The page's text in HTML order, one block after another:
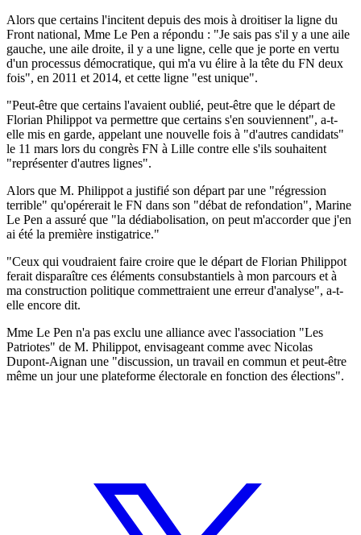
Alors que certains l'incitent depuis des mois à droitiser la ligne du
Front national, Mme Le Pen a répondu : "Je sais pas s'il y a une aile
gauche, une aile droite, il y a une ligne, celle que je porte en vertu
d'un processus démocratique, qui m'a vu élire à la tête du FN deux
fois", en 2011 et 2014, et cette ligne "est unique".
"Peut-être que certains l'avaient oublié, peut-être que le départ de
Florian Philippot va permettre que certains s'en souviennent", a-t-
elle mis en garde, appelant une nouvelle fois à "d'autres candidats"
le 11 mars lors du congrès FN à Lille contre elle s'ils souhaitent
"représenter d'autres lignes".
Alors que M. Philippot a justifié son départ par une "régression
terrible" qu'opérerait le FN dans son "débat de refondation", Marine
Le Pen a assuré que "la dédiabolisation, on peut m'accorder que j'en
ai été la première instigatrice."
"Ceux qui voudraient faire croire que le départ de Florian Philippot
ferait disparaître ces éléments consubstantiels à mon parcours et à
ma construction politique commettraient une erreur d'analyse", a-t-
elle encore dit.
Mme Le Pen n'a pas exclu une alliance avec l'association "Les
Patriotes" de M. Philippot, envisageant comme avec Nicolas
Dupont-Aignan une "discussion, un travail en commun et peut-être
même un jour une plateforme électorale en fonction des élections".